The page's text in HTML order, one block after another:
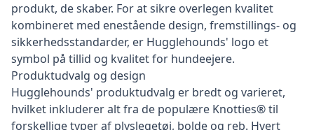
produkt, de skaber. For at sikre overlegen kvalitet
kombineret med enestående design, fremstillings- og
sikkerhedsstandarder, er Hugglehounds' logo et
symbol på tillid og kvalitet for hundeejere.
Produktudvalg og design
Hugglehounds' produktudvalg er bredt og varieret,
hvilket inkluderer alt fra de populære Knotties® til
forskellige typer af plyslegetøj, bolde og reb. Hvert